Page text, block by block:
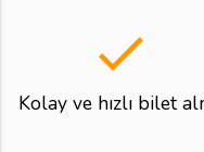
done
Kolay ve hızlı bilet